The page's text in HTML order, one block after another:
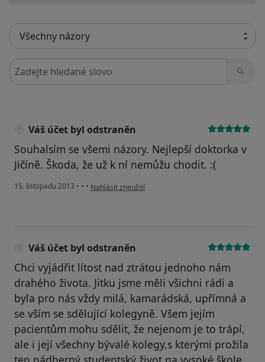
Hledejte v názorech
Váš účet byl odstraněn
Souhalsím se všemi názory. Nejlepší doktorka v
Jičíně. Škoda, že už k ní nemůžu chodit. :(
15. listopadu 2013 • • • podle názoru uživatele Váš účet byl odstraněn
Nahlásit zneužití
Váš účet byl odstraněn
Chci vyjádřit lítost nad ztrátou jednoho nám
drahého života. Jitku jsme měli všichni rádi a
byla pro nás vždy milá, kamarádská, upřímná a
se vším se sdělující kolegyně. Všem jejím
pacientům mohu sdělit, že nejenom je to trápí,
ale i její všechny bývalé kolegy,s kterými prožila